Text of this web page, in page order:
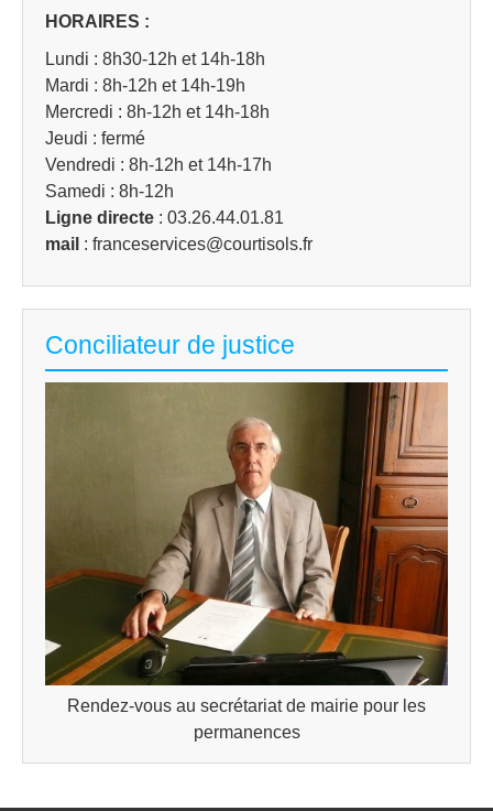
HORAIRES :
Lundi : 8h30-12h et 14h-18h
Mardi : 8h-12h et 14h-19h
Mercredi : 8h-12h et 14h-18h
Jeudi : fermé
Vendredi : 8h-12h et 14h-17h
Samedi : 8h-12h
Ligne directe : 03.26.44.01.81
mail : franceservices@courtisols.fr
Conciliateur de justice
Rendez-vous au secrétariat de mairie pour les
permanences